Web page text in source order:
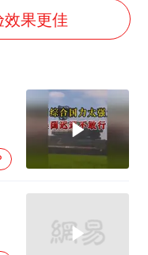
良好增长态势
东航：国内客票提前14天免费退改
中巨芯：上半年归母净利润1405.77万元
中国女篮70-67险胜尼日利亚女篮
局
果更佳